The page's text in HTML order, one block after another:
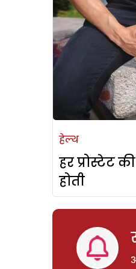
हेल्थ
हर प्रोस्टेट
होती